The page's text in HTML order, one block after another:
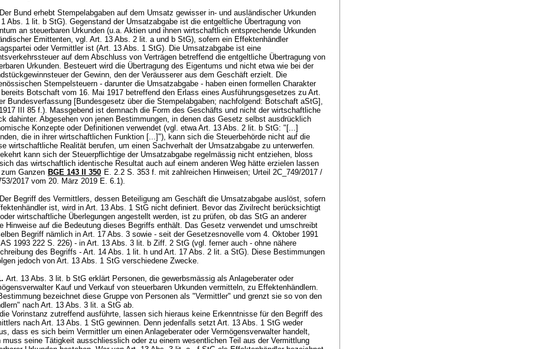
Der Bund erhebt Stempelabgaben auf dem Umsatz gewisser in- und ausländischer Urkunden
Abs. 1 lit. b StG). Gegenstand der Umsatzabgabe ist die entgeltliche Übertragung von
an steuerbaren Urkunden (u.a. Aktien und ihnen wirtschaftlich entsprechende Urkunden
Emittenten, vgl. Art. 13 Abs. 2 lit. a und b StG), sofern ein Effektenhändler
oder Vermittler ist (Art. 13 Abs. 1 StG). Die Umsatzabgabe ist eine
auf dem Abschluss von Verträgen betreffend die entgeltliche Übertragung von
Urkunden. Besteuert wird die Übertragung des Eigentums und nicht etwa wie bei der
der Gewinn, den der Veräusserer aus dem Geschäft erzielt. Die
Stempelsteuern - darunter die Umsatzabgabe - haben einen formellen Charakter
Botschaft vom 16. Mai 1917 betreffend den Erlass eines Ausführungsgesetzes zu Art.
Bundesverfassung [Bundesgesetz über die Stempelabgaben; nachfolgend: Botschaft aStG],
III 85 f.). Massgebend ist demnach die Form des Geschäfts und nicht der wirtschaftliche
dahinter. Abgesehen von jenen Bestimmungen, in denen das Gesetz selbst ausdrücklich
Konzepte oder Definitionen verwendet (vgl. etwaArt. 13 Abs. 2 lit. b StG: "[...]
die in ihrer wirtschaftlichen Funktion [...]"), kann sich die Steuerbehörde nicht auf die
wirtschaftliche Realität berufen, um einen Sachverhalt der Umsatzabgabe zu unterwerfen.
kann sich der Steuerpflichtige der Umsatzabgabe regelmässig nicht entziehen, bloss
das wirtschaftlich identische Resultat auch auf einem anderen Weg hätte erzielen lassen
Ganzen BGE 143 II 350 E. 2.2 S. 353 f. mit zahlreichen Hinweisen; Urteil 2C_749/2017 /
2017 vom 20. März 2019 E. 6.1).
Der Begriff des Vermittlers, dessen Beteiligung am Geschäft die Umsatzabgabe auslöst, sofern
ist, wird inArt. 13 Abs. 1 StG nicht definiert. Bevor das Zivilrecht berücksichtigt
wirtschaftliche Überlegungen angestellt werden, ist zu prüfen, ob das StG an anderer
Hinweise auf die Bedeutung dieses Begriffs enthält. Das Gesetz verwendet und umschreibt
Begriff nämlich in Art. 17 Abs. 3 sowie - seit der Gesetzesnovelle vom 4. Oktober 1991
1993 222 S. 226) - in Art. 13 Abs. 3 lit. b Ziff. 2 StG (vgl. ferner auch - ohne nähere
des Begriffs - Art. 14 Abs. 1 lit. h und Art. 17 Abs. 2 lit. a StG). Diese Bestimmungen
jedoch vonArt. 13 Abs. 1 StG verschiedene Zwecke.
Art. 13 Abs. 3 lit. b StG erklärt Personen, die gewerbsmässig als Anlageberater oder
Kauf und Verkauf von steuerbaren Urkunden vermitteln, zu Effektenhändlern.
bezeichnet diese Gruppe von Personen als "Vermittler" und grenzt sie so von den
nach Art. 13 Abs. 3 lit. a StG ab.
Vorinstanz zutreffend ausführte, lassen sich hieraus keine Erkenntnisse für den Begriff des
nach Art. 13 Abs. 1 StG gewinnen. Denn jedenfalls setzt Art. 13 Abs. 1 StG weder
dass es sich beim Vermittler um einen Anlageberater oder Vermögensverwalter handelt,
muss seine Tätigkeit ausschliesslich oder zu einem wesentlichen Teil aus der Vermittlung